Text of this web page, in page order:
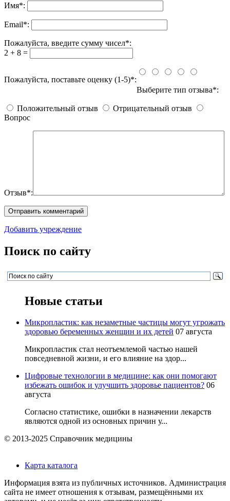
Имя*:
Email*:
Пожалуйста, введите сумму чисел*:
2 + 8 =
Пожалуйста, поставьте оценку (1-5)*:
Выберите тип отзыва*:
Положительный отзыв
Отрицательный отзыв
Вопрос
Отзыв*:
Добавить учреждение
Поиск по сайту
Новые статьи
Микропластик: как незаметные частицы могут угрожать
здоровью беременных женщин и их детей 07 августа
Микропластик стал неотъемлемой частью нашей
повседневной жизни, и его влияние на здор...
Цифровые технологии в медицине: как они помогают
избежать ошибок и улучшить здоровье пациентов? 06
августа
Согласно статистике, ошибки в назначении лекарств
являются одной из основных причин у...
© 2013-2025 Справочник медицины
Карта каталога
Информация взята из публичных источников. Администрация
сайта не имеет отношения к отзывам, размещёнными их